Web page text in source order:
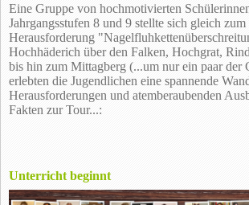
Eine Gruppe von hochmotivierten
Jahrgangsstufen 8 und 9 stellte sich gleich
Herausforderung
Hochhäderich über den Falken, Hochgrat,
bis hin zum Mittagberg (...um nur ein paar
erlebten die Jugendlichen eine spannende
Herausforderungen und atemberaubenden
Fakten zur Tour...:
Unterricht beginnt